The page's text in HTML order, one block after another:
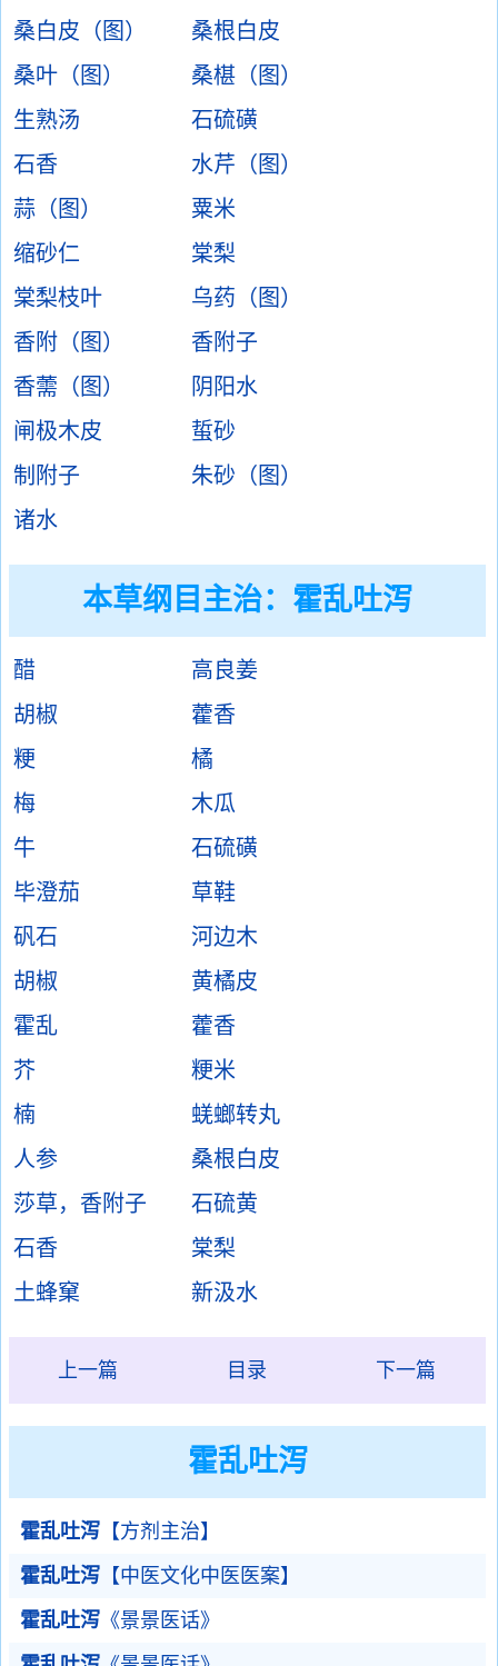
桑白皮（图）
桑根白皮
桑叶（图）
桑椹（图）
生熟汤
石硫磺
石香
水芹（图）
蒜（图）
粟米
缩砂仁
棠梨
棠梨枝叶
乌药（图）
香附（图）
香附子
香薷（图）
阴阳水
闸极木皮
蜇砂
制附子
朱砂（图）
诸水
本草纲目主治：霍乱吐泻
醋
高良姜
胡椒
藿香
粳
橘
梅
木瓜
牛
石硫磺
毕澄茄
草鞋
矾石
河边木
胡椒
黄橘皮
霍乱
藿香
芥
粳米
楠
蜣螂转丸
人参
桑根白皮
莎草，香附子
石硫黄
石香
棠梨
土蜂窠
新汲水
上一篇 目录 下一篇
霍乱吐泻
霍乱吐泻 【方剂主治】
霍乱吐泻 【中医文化中医医案】
霍乱吐泻 《景景医话》